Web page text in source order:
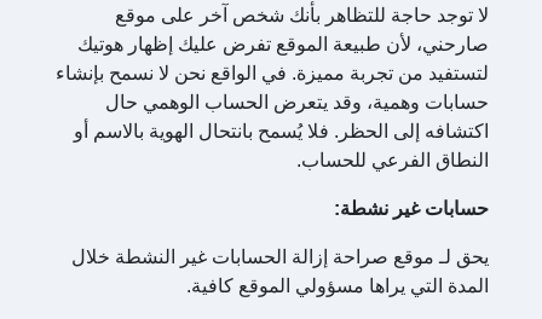
لا توجد حاجة للتظاهر بأنك شخص آخر على موقع
صارحني، لأن طبيعة الموقع تفرض عليك إظهار هوتيك
لتستفيد من تجربة مميزة. في الواقع نحن لا نسمح بإنشاء
حسابات وهمية، وقد يتعرض الحساب الوهمي حال
اكتشافه إلى الحظر. فلا يُسمح بانتحال الهوية بالاسم أو
النطاق الفرعي للحساب.
حسابات غير نشطة:
يحق لـ موقع صراحة إزالة الحسابات غير النشطة خلال
المدة التي يراها مسؤولي الموقع كافية.